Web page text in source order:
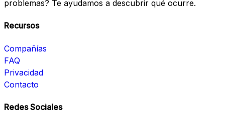
problemas? Te ayudamos a descubrir qué ocurre.
Recursos
Compañías
FAQ
Privacidad
Contacto
Redes Sociales